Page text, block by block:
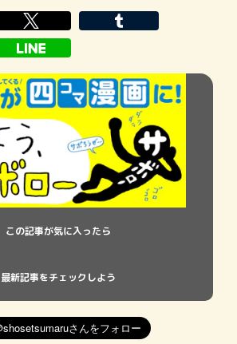
この記事が気に入ったら
最新記事をチェックしよう